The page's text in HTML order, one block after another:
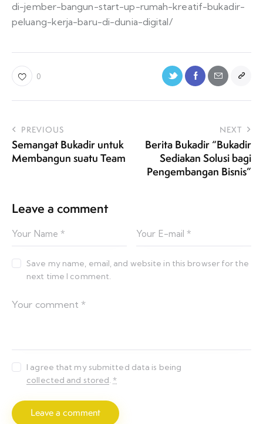
di-jember-bangun-start-up-rumah-kreatif-bukadir-
peluang-kerja-baru-di-dunia-digital/
0
PREVIOUS
Semangat Bukadir untuk
Membangun suatu Team
NEXT
Berita Bukadir “Bukadir
Sediakan Solusi bagi
Pengembangan Bisnis”
Leave a comment
Save my name, email, and website in this browser for the
next time I comment.
I agree that my submitted data is being
collected and stored.*